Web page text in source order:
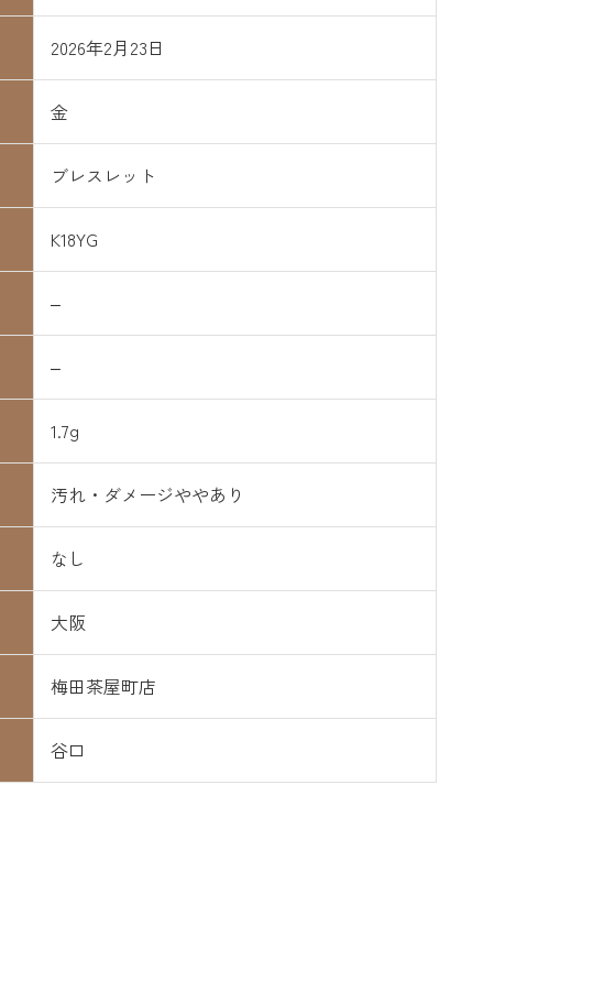
2026年2月23日
金
ブレスレット
K18YG
–
–
1.7g
汚れ・ダメージややあり
なし
大阪
梅田茶屋町店
谷口